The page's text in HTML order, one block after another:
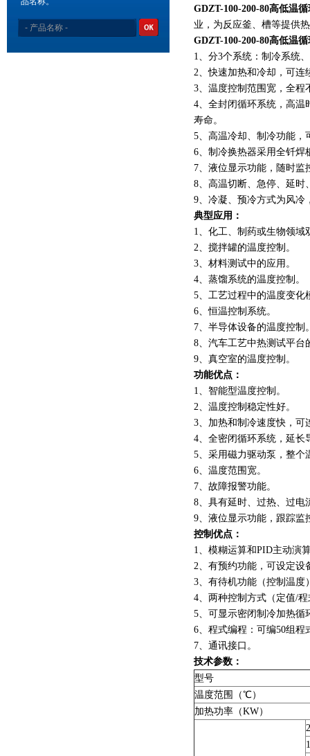
GDZT-100-200-80高低温
业，为反应釜、槽等提供
GDZT-100-200-80高低温
1、分3个系统：制冷系统
2、快速加热和冷却，可
3、温度控制范围宽，全
4、全封闭循环系统，高温
寿命。
5、高温冷却、制冷功能
6、制冷换热器采用全钎
7、液位显示功能，随时
8、高温切断、急停、延
9、冷凝、预冷方式为风
典型应用：
1、化工、制药或生物领
2、搅拌罐的温度控制。
3、材料测试中的应用。
4、蒸馏系统的温度控制。
5、工艺过程中的温度变
6、恒温控制系统。
7、半导体设备的温度控
8、汽车工艺中热测试平
9、真空室的温度控制。
功能优点：
1、智能型温度控制。
2、温度控制稳定性好。
3、加热和制冷速度快，
4、全密闭循环系统，延
5、采用磁力驱动泵，整
6、温度范围宽。
7、故障报警功能。
8、具有延时、过热、过
9、液位显示功能，跟踪
控制优点：
1、模糊运算和PID主动
2、有预约功能，可设定
3、有待机功能（控制温
4、两种控制方式（定值/
5、可显示密闭制冷加热
6、程式编程：可编50组
7、通讯接口。
技术参数：
型号
温度范围（℃）
加热功率（KW）